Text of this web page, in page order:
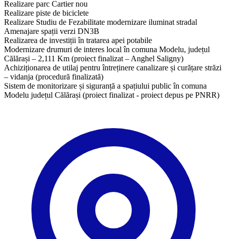
Realizare parc Cartier nou
Realizare piste de biciclete
Realizare Studiu de Fezabilitate modernizare iluminat stradal
Amenajare spații verzi DN3B
Realizarea de investiții în tratarea apei potabile
Modernizare drumuri de interes local în comuna Modelu, județul
Călărași – 2,111 Km (proiect finalizat – Anghel Saligny)
Achiziționarea de utilaj pentru întreținere canalizare și curățare străzi
– vidanja (procedură finalizată)
​Sistem de monitorizare și siguranță a spațiului public în comuna
Modelu județul Călărași (proiect finalizat - proiect depus pe PNRR)